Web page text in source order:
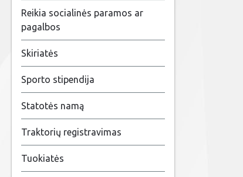
Reikia socialinės paramos ar
pagalbos
Skiriatės
Sporto stipendija
Statotės namą
Traktorių registravimas
Tuokiatės